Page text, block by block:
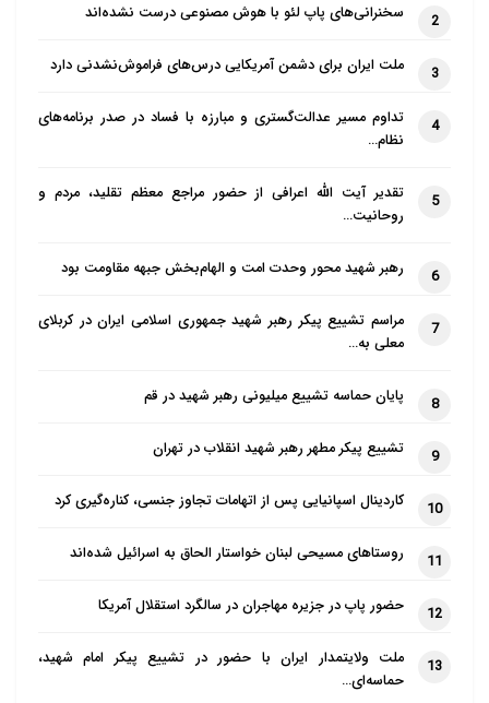
2 سخنرانی‌های پاپ لئو با هوش مصنوعی درست نشده‌اند
3 ملت ایران برای دشمن آمریکایی درس‌های فراموش‌نشدنی دارد
4
تداوم مسیر عدالت‌گستری و مبارزه با فساد در صدر برنامه‌های
نظام…
5
تقدیر آیت الله اعرافی از حضور مراجع معظم تقلید، مردم و
روحانیت…
6 رهبر شهید محور وحدت امت و الهام‌بخش جبهه مقاومت بود
7
مراسم تشییع پیکر رهبر شهید جمهوری اسلامی ایران در کربلای
معلی به…
8 پایان حماسه تشییع میلیونی رهبر شهید در قم
9 تشییع پیکر مطهر رهبر شهید انقلاب در تهران
10 کاردینال اسپانیایی پس از اتهامات تجاوز جنسی، کناره‌گیری کرد
11 روستاهای مسیحی لبنان خواستار الحاق به اسرائیل شده‌اند
12 حضور پاپ در جزیره مهاجران در سالگرد استقلال آمریکا
13
ملت ولایتمدار ایران با حضور در تشییع پیکر امام شهید،
حماسه‌ای…